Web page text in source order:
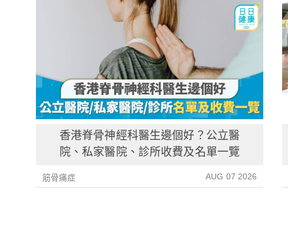
香港脊骨神經科醫生邊個好？公立醫
院、私家醫院、診所收費及名單一覽
筋骨痛症 AUG 07 2026